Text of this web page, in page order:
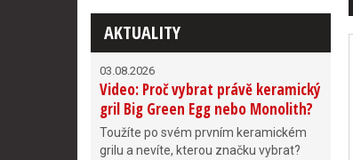
AKTUALITY
03.08.2026
Video: Proč vybrat právě keramický
gril Big Green Egg nebo Monolith?
Toužíte po svém prvním keramickém
grilu a nevíte, kterou značku vybrat?